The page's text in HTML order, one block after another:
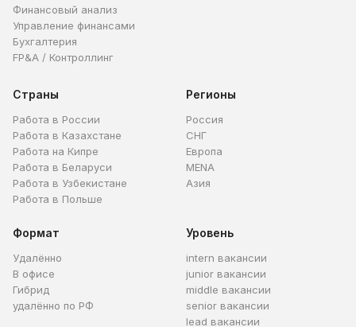
Финансовый анализ
Управление финансами
Бухгалтерия
FP&A / Контроллинг
Страны
Работа в России
Работа в Казахстане
Работа на Кипре
Работа в Беларуси
Работа в Узбекистане
Работа в Польше
Регионы
Россия
СНГ
Европа
MENA
Азия
Формат
Удалённо
В офисе
Гибрид
удалённо по РФ
Уровень
intern вакансии
junior вакансии
middle вакансии
senior вакансии
lead вакансии